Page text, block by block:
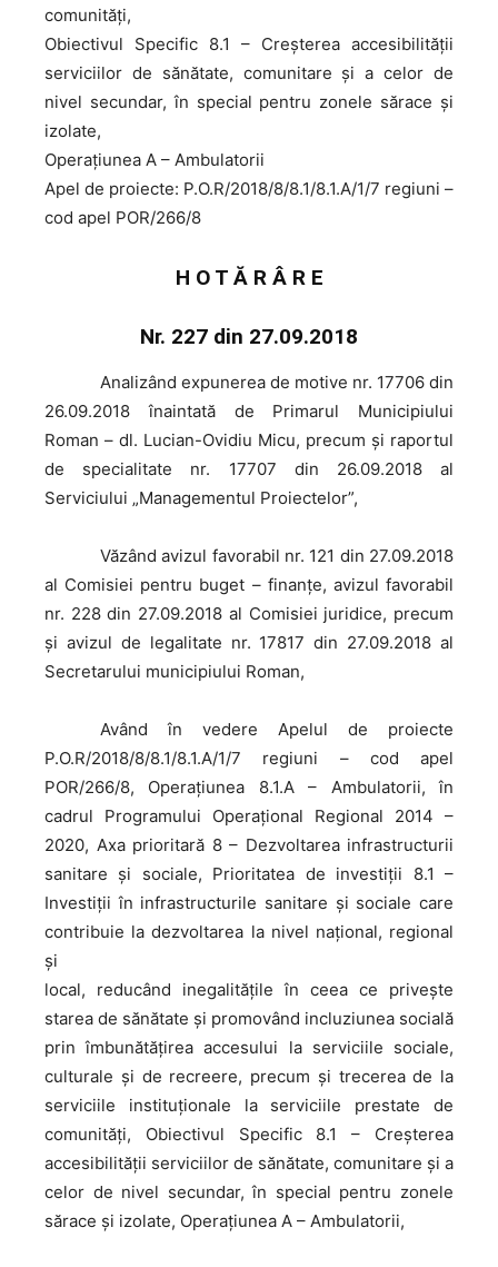
comunități,
Obiectivul Specific 8.1 – Creșterea accesibilității
serviciilor de sănătate, comunitare și a celor de
nivel secundar, în special pentru zonele sărace și
izolate,
Operațiunea A – Ambulatorii
Apel de proiecte: P.O.R/2018/8/8.1/8.1.A/1/7 regiuni –
cod apel POR/266/8
H O T Ă R Â R E
Nr. 227 din 27.09.2018
Analizând expunerea de motive nr. 17706 din
26.09.2018 înaintată de Primarul Municipiului
Roman – dl. Lucian-Ovidiu Micu, precum şi raportul
de specialitate nr. 17707 din 26.09.2018 al
Serviciului „Managementul Proiectelor”,
Văzând avizul favorabil nr. 121 din 27.09.2018
al Comisiei pentru buget – finanţe, avizul favorabil
nr. 228 din 27.09.2018 al Comisiei juridice, precum
şi avizul de legalitate nr. 17817 din 27.09.2018 al
Secretarului municipiului Roman,
Având în vedere Apelul de proiecte
P.O.R/2018/8/8.1/8.1.A/1/7 regiuni – cod apel
POR/266/8, Operațiunea 8.1.A – Ambulatorii, în
cadrul Programului Operaţional Regional 2014 –
2020, Axa prioritară 8 – Dezvoltarea infrastructurii
sanitare şi sociale, Prioritatea de investiții 8.1 –
Investiţii în infrastructurile sanitare şi sociale care
contribuie la dezvoltarea la nivel naţional, regional
şi
local, reducând inegalităţile în ceea ce priveşte
starea de sănătate şi promovând incluziunea socială
prin îmbunătăţirea accesului la serviciile sociale,
culturale și de recreere, precum și trecerea de la
serviciile instituționale la serviciile prestate de
comunități, Obiectivul Specific 8.1 – Creșterea
accesibilității serviciilor de sănătate, comunitare și a
celor de nivel secundar, în special pentru zonele
sărace și izolate, Operațiunea A – Ambulatorii,